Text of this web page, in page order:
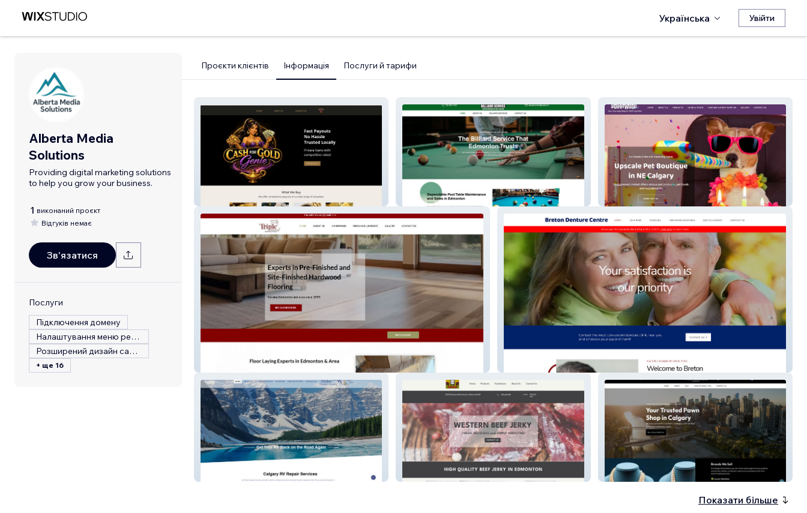
Українська Увійти
Alberta Media
Solutions
Providing digital marketing solutions
to help you grow your business.
1 виконаний проєкт
Відгуків немає
Зв'язатися
Послуги
Підключення домену
Налаштування меню ресторану
Розширений дизайн сайту
+ ще 16
Проєкти клієнтів Інформація Послуги й тарифи
Genie Smoke Shop Dave's Billiard DoggyWood Limited
Breton Denture Centre
Hobo Camper Country Western Beef Jerky Prestige PawnBrokers
Показати більше